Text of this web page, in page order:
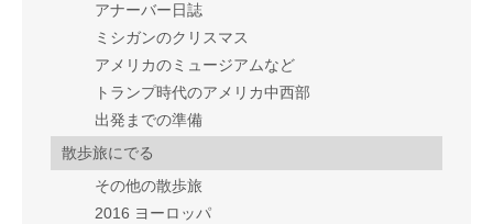
アナーバー日誌
ミシガンのクリスマス
アメリカのミュージアムなど
トランプ時代のアメリカ中西部
出発までの準備
散歩旅にでる
その他の散歩旅
2016 ヨーロッパ